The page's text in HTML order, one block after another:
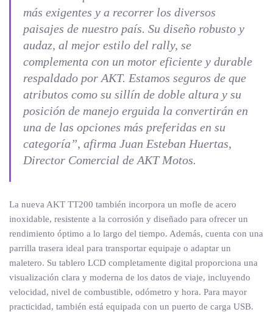
más exigentes y a recorrer los diversos
paisajes de nuestro país. Su diseño robusto y
audaz, al mejor estilo del rally, se
complementa con un motor eficiente y durable
respaldado por AKT. Estamos seguros de que
atributos como su sillín de doble altura y su
posición de manejo erguida la convertirán en
una de las opciones más preferidas en su
categoría”, afirma Juan Esteban Huertas,
Director Comercial de AKT Motos.
La nueva AKT TT200 también incorpora un mofle de acero
inoxidable, resistente a la corrosión y diseñado para ofrecer un
rendimiento óptimo a lo largo del tiempo. Además, cuenta con una
parrilla trasera ideal para transportar equipaje o adaptar un
maletero. Su tablero LCD completamente digital proporciona una
visualización clara y moderna de los datos de viaje, incluyendo
velocidad, nivel de combustible, odómetro y hora. Para mayor
practicidad, también está equipada con un puerto de carga USB.